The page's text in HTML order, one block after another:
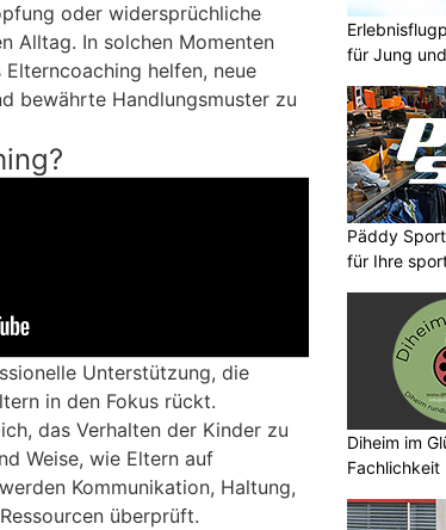
oder widersprüchliche
Alltag. In solchen Momenten
helfen, neue
bewährte Handlungsmuster zu
Unterstützung, die
in den Fokus rückt.
das Verhalten der Kinder zu
Weise, wie Eltern auf
Kommunikation, Haltung,
überprüft.
für Jung
Päddy
für Ihre
Diheim im